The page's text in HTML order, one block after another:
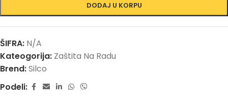
DODAJ U KORPU
ŠIFRA: N/A
Kateogorija: Zaštita Na Radu
Brend:Silco
Podeli: